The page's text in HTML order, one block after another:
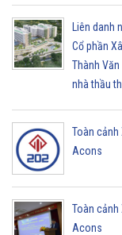
Liên danh
Cổ phần
Thành
nhà thầu
Toàn cảnh
Acons
Toàn cảnh
Acons